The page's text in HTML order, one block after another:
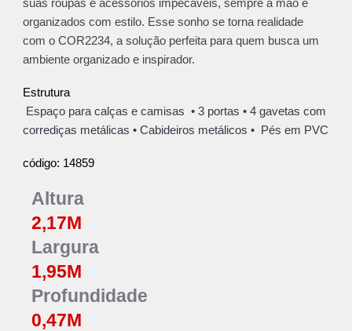
suas roupas e acessórios impecáveis, sempre à mão e
organizados com estilo. Esse sonho se torna realidade
com o COR2234, a solução perfeita para quem busca um
ambiente organizado e inspirador.
Estrutura
Espaço para calças e camisas • 3 portas • 4 gavetas com
corrediças metálicas • Cabideiros metálicos• Pés em PVC
código: 14859
Altura
2,17M
Largura
1,95M
Profundidade
0,47M